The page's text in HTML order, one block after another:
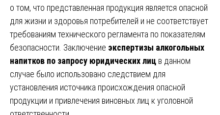
о том, что представленная продукция является опасной
для жизни и здоровья потребителей и не соответствует
требованиям технического регламента по показателям
безопасности. Заключение экспертизы алкогольных
напитков по запросу юридических лиц в данном
случае было использовано следствием для
установления источника происхождения опасной
продукции и привлечения виновных лиц к уголовной